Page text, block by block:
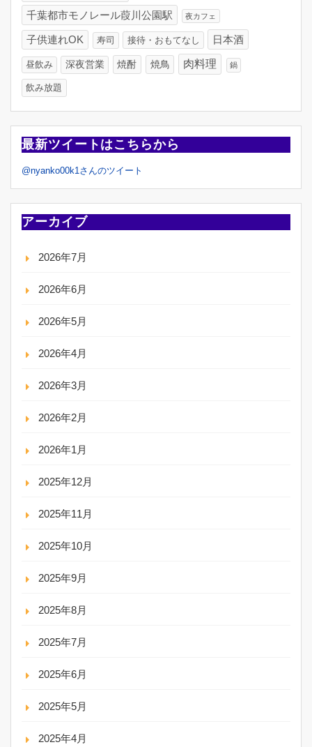
千葉都市モノレール葭川公園駅 夜カフェ
子供連れOK 寿司 接待・おもてなし 日本酒
昼飲み 深夜営業 焼酎 焼鳥 肉料理 鍋
飲み放題
最新ツイートはこちらから
@nyanko00k1さんのツイート
アーカイブ
2026年7月
2026年6月
2026年5月
2026年4月
2026年3月
2026年2月
2026年1月
2025年12月
2025年11月
2025年10月
2025年9月
2025年8月
2025年7月
2025年6月
2025年5月
2025年4月